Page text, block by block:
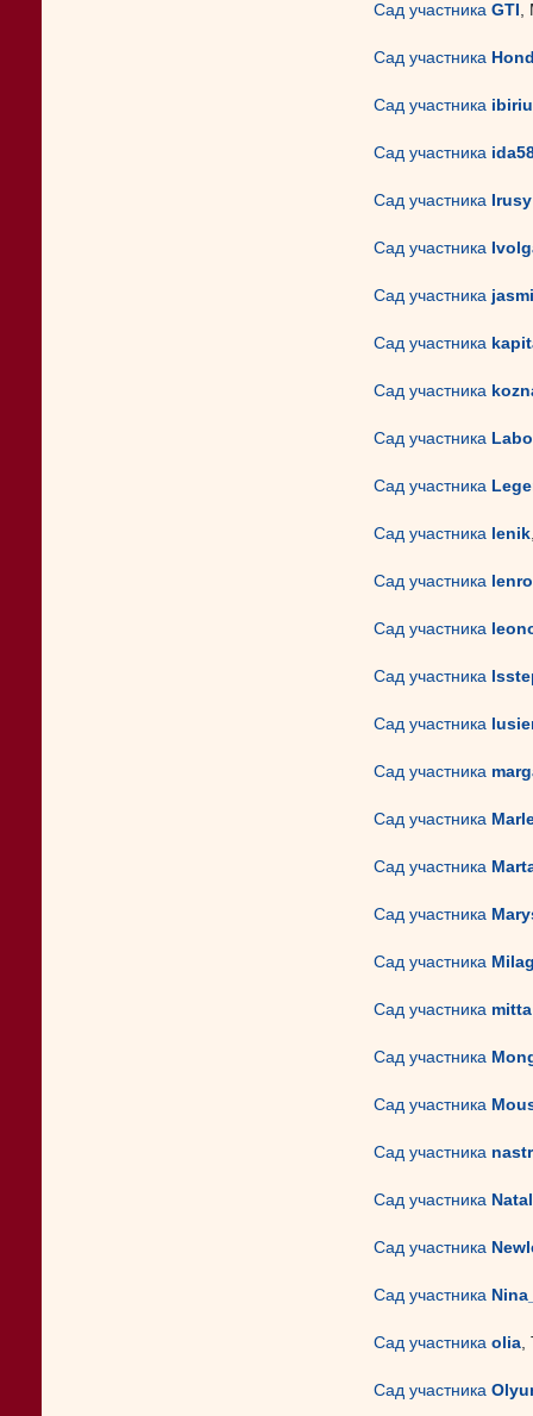
Сад участника GTI ,
Сад участника
Сад участника
Сад участника
Сад участника Irusy
Сад участника
Сад участника
Сад участника
Сад участника
Сад участника
Сад участника
Сад участника lenik
Сад участника
Сад участника
Сад участника
Сад участника
Сад участника
Сад участника
Сад участника
Сад участника
Сад участника
Сад участника mitta
Сад участника
Сад участника
Сад участника
Сад участника
Сад участника
Сад участника
Сад участника olia,
Сад участника